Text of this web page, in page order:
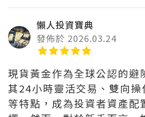
懶人投資寶典
發佈於 2026.03.24
現貨黃金作為全球公認的避
其24小時靈活交易、雙向操
等特點，成為投資者資產配